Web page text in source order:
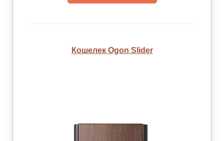
Кошелек Ogon Slider